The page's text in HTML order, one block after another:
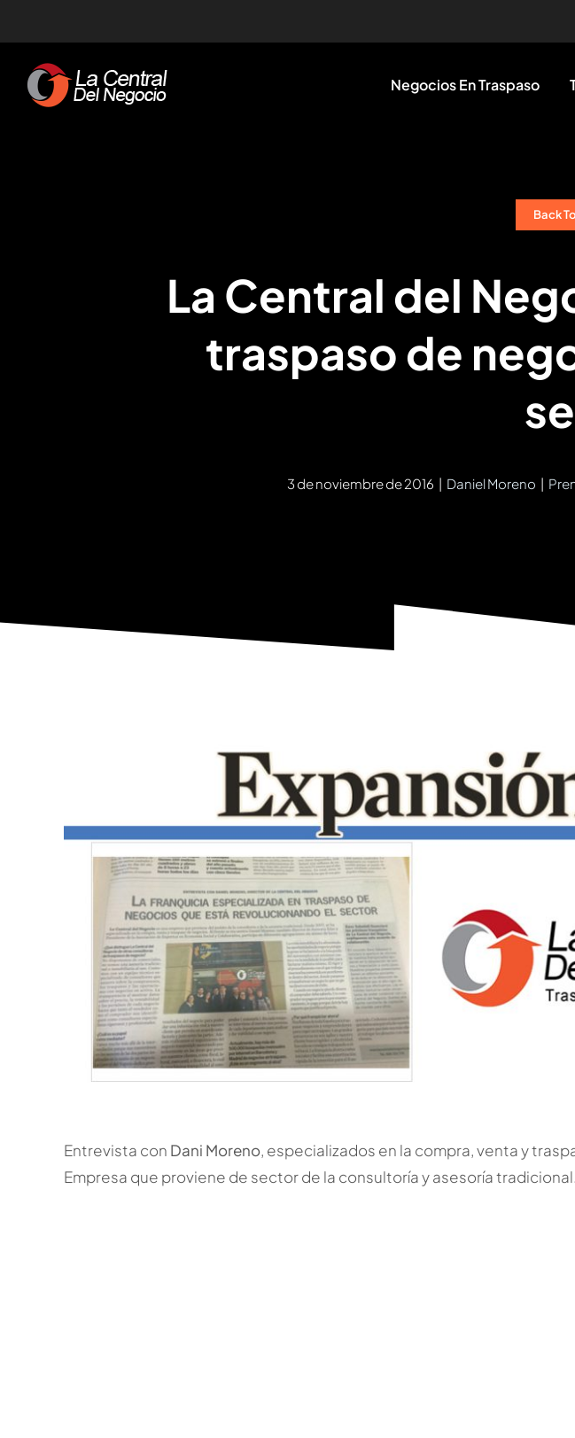
to
content
Negocios En Traspaso
Back
La Central del
traspaso de
3 de noviembre de 2016 | Daniel Moreno |
Entrevista con Dani Moreno, especializados en la compra, venta y
Empresa que proviene de sector de la consultoría y asesoría tradicional.